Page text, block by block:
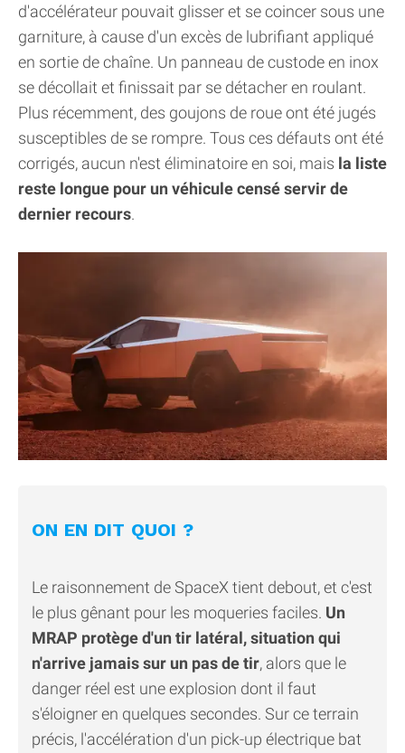
d'accélérateur pouvait glisser et se coincer sous une
garniture, à cause d'un excès de lubrifiant appliqué
en sortie de chaîne. Un panneau de custode en inox
se décollait et finissait par se détacher en roulant.
Plus récemment, des goujons de roue ont été jugés
susceptibles de se rompre. Tous ces défauts ont été
corrigés, aucun n'est éliminatoire en soi, mais la liste
reste longue pour un véhicule censé servir de
dernier recours.
ON EN DIT QUOI ?
Le raisonnement de SpaceX tient debout, et c'est
le plus gênant pour les moqueries faciles. Un
MRAP protège d'un tir latéral, situation qui
n'arrive jamais sur un pas de tir, alors que le
danger réel est une explosion dont il faut
s'éloigner en quelques secondes. Sur ce terrain
précis, l'accélération d'un pick-up électrique bat